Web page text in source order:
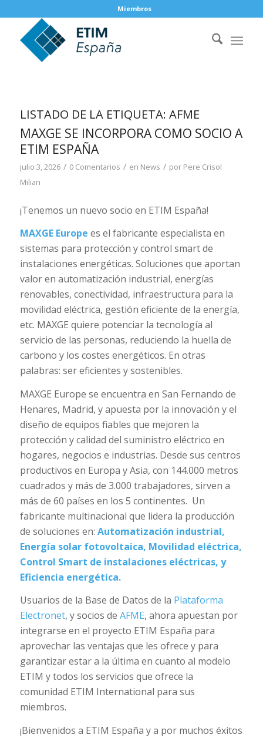
Miembros
LISTADO DE LA ETIQUETA: AFME
MAXGE SE INCORPORA COMO SOCIO A
ETIM ESPAÑA
julio 3, 2026 / 0 Comentarios / en News / por Pere Crisol
Milian
¡Tenemos un nuevo socio en ETIM España!
MAXGE Europe es el fabricante especialista en
sistemas para protección y control smart de
instalaciones energéticas. Soluciones que aportan
valor en automatización industrial, energías
renovables, conectividad, infraestructura para la
movilidad eléctrica, gestión eficiente de la energía,
etc. MAXGE quiere potenciar la tecnología al
servicio de las personas, reduciendo la huella de
carbono y los costes energéticos. En otras
palabras: ser eficientes y sostenibles.
MAXGE Europe se encuentra en San Fernando de
Henares, Madrid, y apuesta por la innovación y el
diseño de equipos fiables que mejoren la
protección y calidad del suministro eléctrico en
hogares, negocios e industrias. Desde sus centros
productivos en Europa y Asia, con 144.000 metros
cuadrados y más de 3.000 trabajadores, sirven a
más de 60 países en los 5 continentes. Un
fabricante multinacional que lidera la producción
de soluciones en: Automatización industrial,
Energía solar fotovoltaica, Movilidad eléctrica,
Control Smart de instalaciones eléctricas, y
Eficiencia energética.
Usuarios de la Base de Datos de la Plataforma
Electronet, y socios de AFME, ahora apuestan por
integrarse en el proyecto ETIM España para
aprovechar las ventajas que les ofrece y para
garantizar estar a la última en cuanto al modelo
ETIM y todos los servicios que ofrece la
comunidad ETIM International para sus
miembros.
¡Bienvenidos a ETIM España y a por muchos éxitos